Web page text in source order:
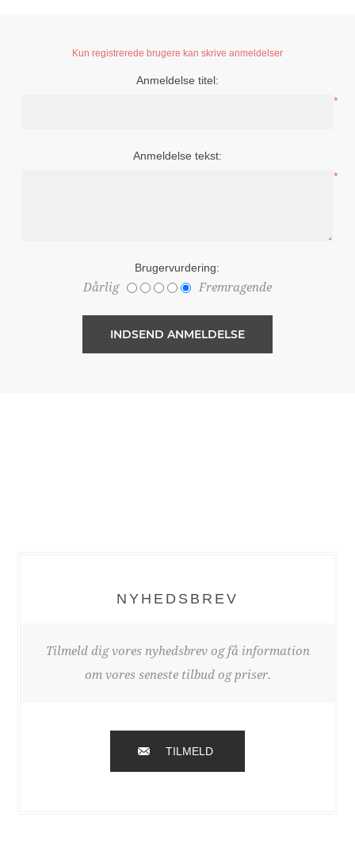
Kun registrerede brugere kan skrive anmeldelser
Anmeldelse titel:
*
Anmeldelse tekst:
*
Brugervurdering:
Dårlig Fremragende
NYHEDSBREV
Tilmeld dig vores nyhedsbrev og få information
om vores seneste tilbud og priser.
TILMELD